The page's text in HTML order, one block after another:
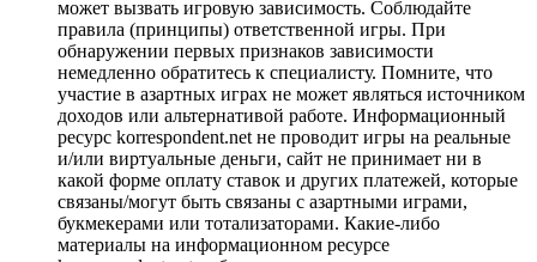
может вызвать игровую зависимость. Соблюдайте
правила (принципы) ответственной игры. При
обнаружении первых признаков зависимости
немедленно обратитесь к специалисту. Помните, что
участие в азартных играх не может являться источником
доходов или альтернативой работе. Информационный
ресурс korrespondent.net не проводит игры на реальные
и/или виртуальные деньги, сайт не принимает ни в
какой форме оплату ставок и других платежей, которые
связаны/могут быть связаны с азартными играми,
букмекерами или тотализаторами. Какие-либо
материалы на информационном ресурсе